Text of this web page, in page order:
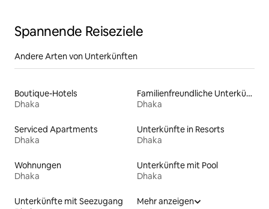
Spannende Reiseziele
Andere Arten von Unterkünften
Boutique-Hotels
Dhaka
Familienfreundliche Unterkünfte
Dhaka
Serviced Apartments
Dhaka
Unterkünfte in Resorts
Dhaka
Wohnungen
Dhaka
Unterkünfte mit Pool
Dhaka
Unterkünfte mit Seezugang
Mehr anzeigen